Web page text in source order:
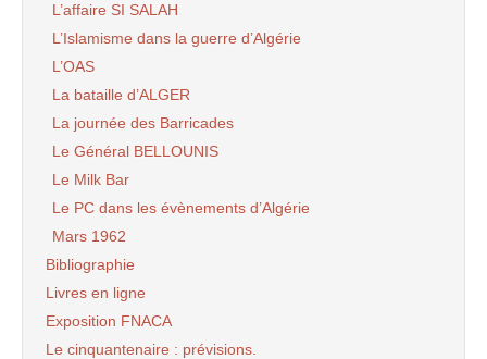
L’affaire SI SALAH
L’Islamisme dans la guerre d’Algérie
L’OAS
La bataille d’ALGER
La journée des Barricades
Le Général BELLOUNIS
Le Milk Bar
Le PC dans les évènements d’Algérie
Mars 1962
Bibliographie
Livres en ligne
Exposition FNACA
Le cinquantenaire : prévisions.